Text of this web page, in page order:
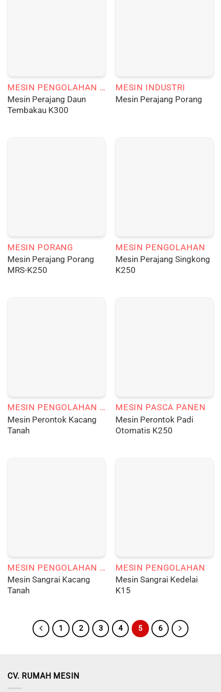
MESIN PENGOLAHAN TEMBAKAU
Mesin Perajang Daun
Tembakau K300
MESIN INDUSTRI
Mesin Perajang Porang
MESIN PORANG
Mesin Perajang Porang
MRS-K250
MESIN PENGOLAHAN
Mesin Perajang Singkong
K250
MESIN PENGOLAHAN KACANG TANAH
Mesin Perontok Kacang
Tanah
MESIN PASCA PANEN
Mesin Perontok Padi
Otomatis K250
MESIN PENGOLAHAN KACANG TANAH
Mesin Sangrai Kacang
Tanah
MESIN PENGOLAHAN
Mesin Sangrai Kedelai
K15
1 2 3 4 5 6
CV. RUMAH MESIN